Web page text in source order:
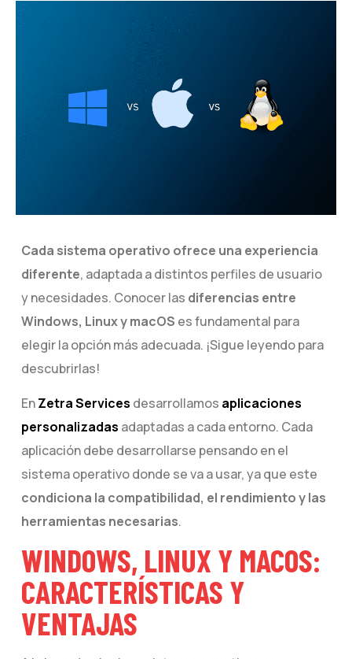
Cada sistema operativo ofrece una experiencia
diferente, adaptada a distintos perfiles de usuario
y necesidades. Conocer las diferencias entre
Windows, Linux y macOS es fundamental para
elegir la opción más adecuada. ¡Sigue leyendo para
descubrirlas!
EnZetra Services desarrollamos aplicaciones
personalizadas adaptadas a cada entorno. Cada
aplicación debe desarrollarse pensando en el
sistema operativo donde se va a usar, ya que este
condiciona la compatibilidad, el rendimiento y las
herramientas necesarias.
WINDOWS, LINUX Y MACOS:
CARACTERÍSTICAS Y
VENTAJAS